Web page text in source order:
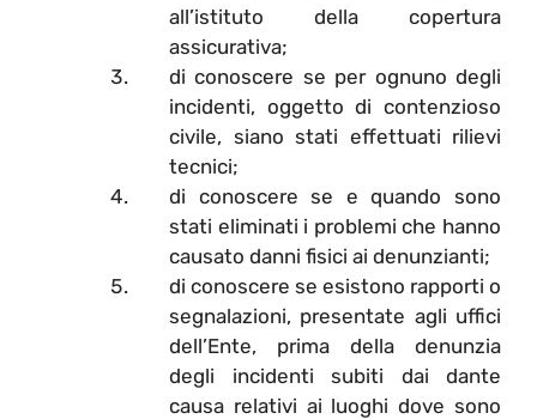
all’istituto della copertura
assicurativa;
di conoscere se per ognuno degli
incidenti, oggetto di contenzioso
civile, siano stati effettuati rilievi
tecnici;
di conoscere se e quando sono
stati eliminati i problemi che hanno
causato danni fisici ai denunzianti;
di conoscere se esistono rapporti o
segnalazioni, presentate agli uffici
dell’Ente, prima della denunzia
degli incidenti subiti dai dante
causa relativi ai luoghi dove sono